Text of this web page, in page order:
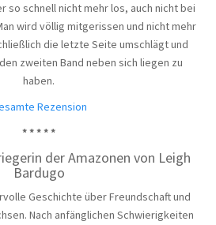
so schnell nicht mehr los, auch nicht bei
wird völlig mitgerissen und nicht mehr
die letzte Seite umschlägt und
zweiten Band neben sich liegen zu
haben.
Rezension
* * * * *
der Amazonen von Leigh
Bardugo
Geschichte über Freundschaft und
Nach anfänglichen Schwierigkeiten